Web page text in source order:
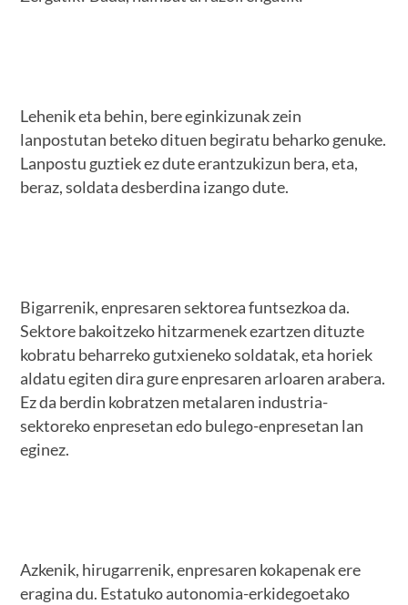
Lehenik eta behin, bere eginkizunak zein
lanpostutan beteko dituen begiratu beharko genuke.
Lanpostu guztiek ez dute erantzukizun bera, eta,
beraz, soldata desberdina izango dute.
Bigarrenik, enpresaren sektorea funtsezkoa da.
Sektore bakoitzeko hitzarmenek ezartzen dituzte
kobratu beharreko gutxieneko soldatak, eta horiek
aldatu egiten dira gure enpresaren arloaren arabera.
Ez da berdin kobratzen metalaren industria-
sektoreko enpresetan edo bulego-enpresetan lan
eginez.
Azkenik, hirugarrenik, enpresaren kokapenak ere
eragina du. Estatuko autonomia-erkidegoetako